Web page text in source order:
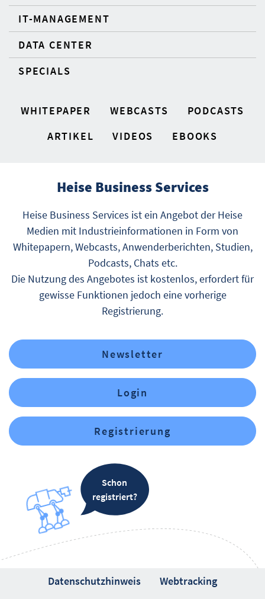
IT-MANAGEMENT
DATA CENTER
SPECIALS
WHITEPAPER WEBCASTS
PODCASTS
ARTIKEL
VIDEOS EBOOKS
Heise Business Services
Heise Business Services ist ein Angebot der Heise
Medien mit Industrieinformationen in Form von
Whitepapern, Webcasts, Anwenderberichten, Studien,
Podcasts, Chats etc.
Die Nutzung des Angebotes ist kostenlos, erfordert für
gewisse Funktionen jedoch eine vorherige
Registrierung.
Newsletter
Login
Registrierung
Schon
registriert?
Datenschutzhinweis Webtracking